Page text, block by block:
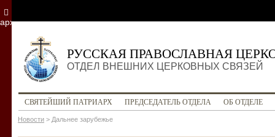
РУССКАЯ ПРАВОСЛАВНАЯ
ОТДЕЛ ВНЕШНИХ ЦЕРКОВНЫХ СВЯЗЕЙ
СВЯТЕЙШИЙ ПАТРИАРХ ПРЕДСЕДАТЕЛЬ ОТДЕЛА ОБ ОТДЕЛЕ
Новости > Дальнее зарубежье
архив